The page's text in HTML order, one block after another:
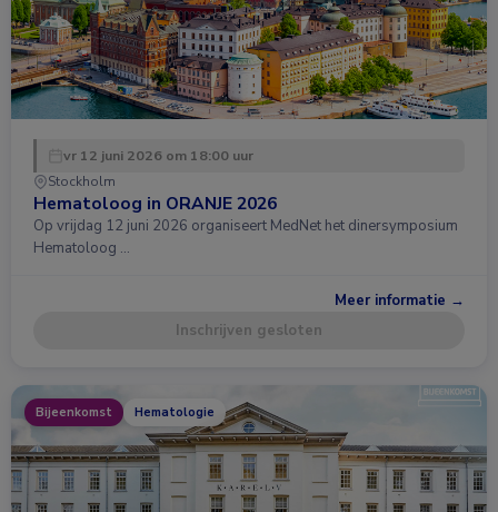
vr 12 juni 2026 om 18:00 uur
Stockholm
Hematoloog in ORANJE 2026
Op vrijdag 12 juni 2026 organiseert MedNet het dinersymposium
Hematoloog …
Meer informatie →
Inschrijven gesloten
Bijeenkomst Hematologie